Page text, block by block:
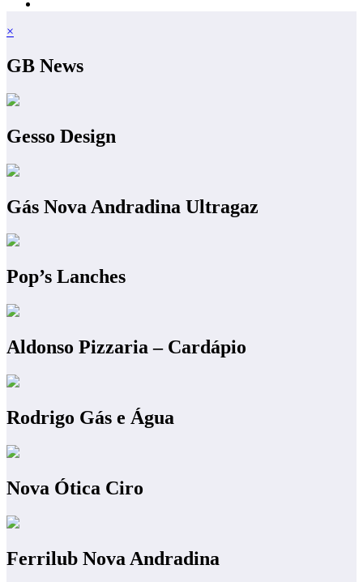
×
GB News
Gesso Design
Gás Nova Andradina Ultragaz
Pop’s Lanches
Aldonso Pizzaria – Cardápio
Rodrigo Gás e Água
Nova Ótica Ciro
Ferrilub Nova Andradina